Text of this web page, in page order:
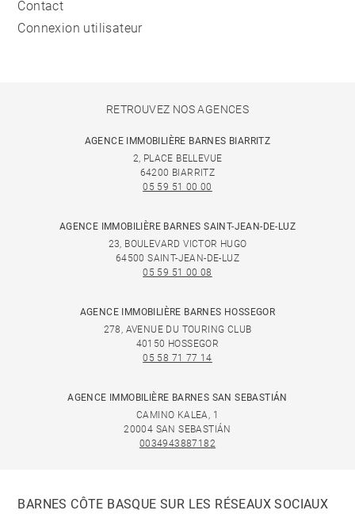
Contact
Connexion utilisateur
RETROUVEZ NOS AGENCES
AGENCE IMMOBILIÈRE BARNES BIARRITZ
2, PLACE BELLEVUE
64200 BIARRITZ
05 59 51 00 00
AGENCE IMMOBILIÈRE BARNES SAINT-JEAN-DE-LUZ
23, BOULEVARD VICTOR HUGO
64500 SAINT-JEAN-DE-LUZ
05 59 51 00 08
AGENCE IMMOBILIÈRE BARNES HOSSEGOR
278, AVENUE DU TOURING CLUB
40150 HOSSEGOR
05 58 71 77 14
AGENCE IMMOBILIÈRE BARNES SAN SEBASTIÁN
CAMINO KALEA, 1
20004 SAN SEBASTIÁN
0034943887182
BARNES CÔTE BASQUE SUR LES RÉSEAUX SOCIAUX